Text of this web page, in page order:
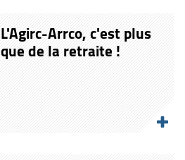
L'Agirc-Arrco, c'est plus
que de la retraite !